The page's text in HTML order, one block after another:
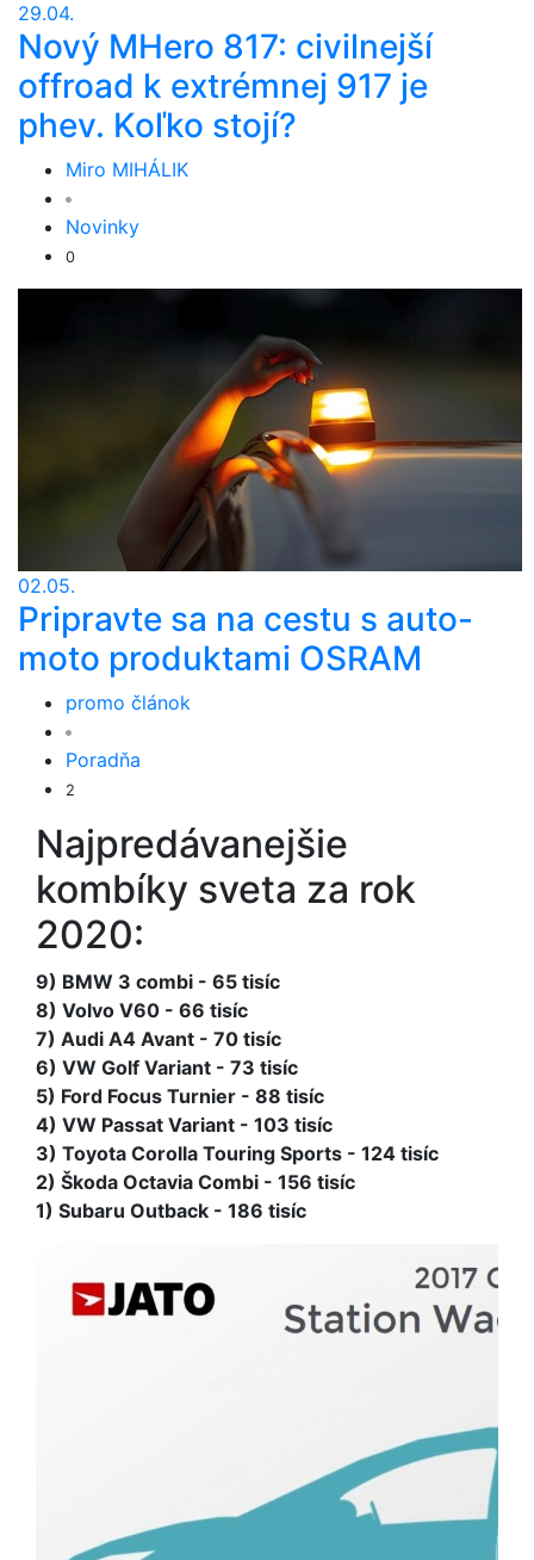
29.04.
Nový MHero 817: civilnejší
offroad k extrémnej 917 je
phev. Koľko stojí?
Miro MIHÁLIK
Novinky
0
02.05.
Pripravte sa na cestu s auto-
moto produktami OSRAM
promo článok
Poradňa
2
Najpredávanejšie
kombíky sveta za rok
2020:
9) BMW 3 combi - 65 tisíc
8) Volvo V60 - 66 tisíc
7) Audi A4 Avant - 70 tisíc
6) VW Golf Variant - 73 tisíc
5) Ford Focus Turnier - 88 tisíc
4) VW Passat Variant - 103 tisíc
3) Toyota Corolla Touring Sports - 124 tisíc
2) Škoda Octavia Combi - 156 tisíc
1) Subaru Outback - 186 tisíc